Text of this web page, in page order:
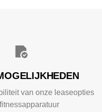
van onze leaseopties